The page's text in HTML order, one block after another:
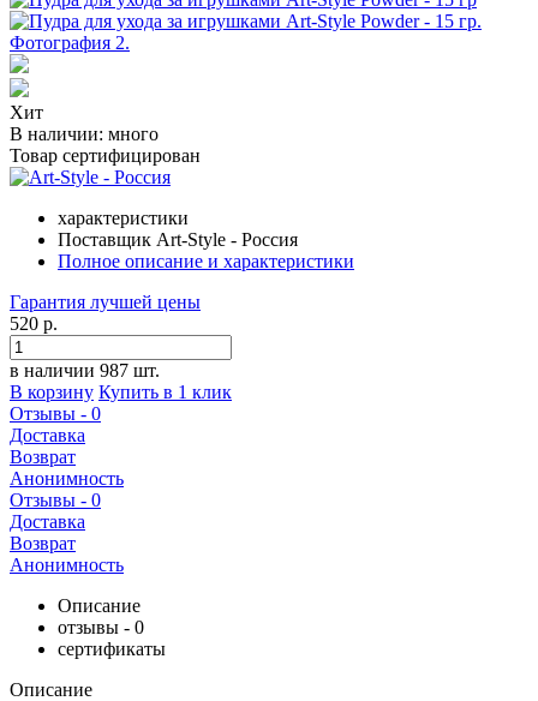
Хит
В наличии: много
Товар сертифицирован
характеристики
Поставщик Art-Style - Россия
Полное описание и характеристики
Гарантия лучшей цены
520 р.
в наличии 987 шт.
В корзину Купить в 1 клик
Отзывы - 0
Доставка
Возврат
Анонимность
Отзывы - 0
Доставка
Возврат
Анонимность
Описание
отзывы - 0
сертификаты
Описание